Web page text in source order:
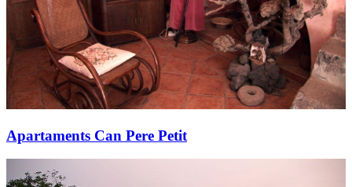
Apartaments Can Pere Petit